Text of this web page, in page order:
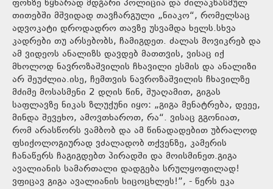
ფონზე წყნარად მდგარი პოლიცია და შილაკწასმულ
თითებში მშვიდად თავჩარგული „ნიაკო“, რომელსაც
ადვოკატი დროდადრო თავზე უსვამდა ხელს.სხვა
კადრები თუ არსებობს, ჩამიგდეთ. ძალას მოვიკრებ და
ამ ვიდეოს ანალიზს დავდებ მათთვის, ვისაც იქ
მხოლოდ ნავროზაშვილის ჩხავილი ესმის და ანალიზი
არ შეუძლია.ისე, ჩემთვის ნავროზაშვილის ჩხავილზე
მძიმე მოსასმენი 2 დღის წინ, შუაღამით, გიგას
საფლავზე ნიკას ზლუქუნი იყო: „გიგა მენატრება, დეეე,
მინდა შევეხო, ამოვთხაროთ, რა“. ვისაც გგონიათ,
რომ არასწორს ვამბობ და ამ წინადადებით უბრალოდ
ფსიქოლოგიურად ვძალადობ თქვენზე, კამერის
ჩანაწერს ჩაგიგდებთ პირადში და მოისმინეთ.გიგა
ავალიანის სამართალი დადგება სრულყოფილად!
ვფიცავ გიგა ავალიანის სიცოცხლეს!”, - წერს ეკა